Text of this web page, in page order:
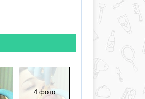
4 фото